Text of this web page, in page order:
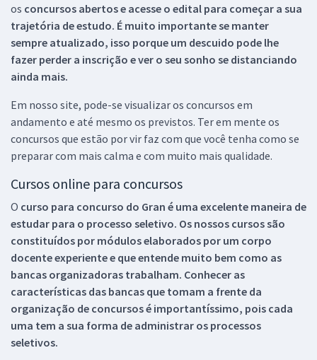
os concursos abertos e acesse o edital para começar a sua
trajetória de estudo. É muito importante se manter
sempre atualizado, isso porque um descuido pode lhe
fazer perder a inscrição e ver o seu sonho se distanciando
ainda mais.
Em nosso site, pode-se visualizar os concursos em
andamento e até mesmo os previstos. Ter em mente os
concursos que estão por vir faz com que você tenha como se
preparar com mais calma e com muito mais qualidade.
Cursos online para concursos
O curso para concurso do Gran é uma excelente maneira de
estudar para o processo seletivo. Os nossos cursos são
constituídos por módulos elaborados por um corpo
docente experiente e que entende muito bem como as
bancas organizadoras trabalham. Conhecer as
características das bancas que tomam a frente da
organização de concursos é importantíssimo, pois cada
uma tem a sua forma de administrar os processos
seletivos.